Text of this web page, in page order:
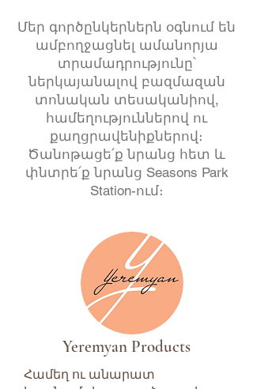
Մեր գործընկերներն օգնում են
ամբողջացնել ամանորյա
տրամադրությունը՝
ներկայանալով բազմազան
տոնական տեսականիով,
համեղություններով ու
քաղցրավենիքներով։
Ծանոթացե՛ք նրանց հետ և
փնտրե՛ք նրանց Seasons Park
Station-ում։
Yeremyan Products
Համեղ ու անարատ